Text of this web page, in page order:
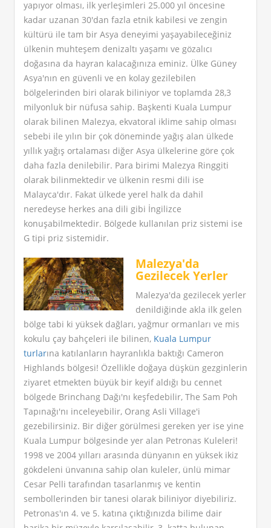
yapıyor olması, ilk yerleşimleri 25.000 yıl öncesine
kadar uzanan 30'dan fazla etnik kabilesi ve zengin
kültürü ile tam bir Asya deneyimi yaşayabileceğiniz
ülkenin muhteşem denizaltı yaşamı ve gözalıcı
doğasına da hayran kalacağınıza eminiz. Ülke Güney
Asya'nın en güvenli ve en kolay gezilebilen
bölgelerinden biri olarak biliniyor ve toplamda 28,3
milyonluk bir nüfusa sahip. Başkenti Kuala Lumpur
olarak bilinen Malezya, ekvatoral iklime sahip olması
sebebi ile yılın bir çok döneminde yağış alan ülkede
yıllık yağış ortalaması diğer Asya ülkelerine göre çok
daha fazla denilebilir. Para birimi Malezya Ringgiti
olarak bilinmektedir ve ülkenin resmi dili ise
Malayca'dır. Fakat ülkede yerel halk da dahil
neredeyse herkes ana dili gibi İngilizce
konuşabilmektedir. Bölgede kullanılan priz sistemi ise
G tipi priz sistemidir.
Malezya'da
Gezilecek Yerler
Malezya'da gezilecek yerler
denildiğinde akla ilk gelen
bölge tabi ki yüksek dağları, yağmur ormanları ve mis
kokulu çay bahçeleri ile bilinen, Kuala Lumpur
turlarına katılanların hayranlıkla baktığı Cameron
Highlands bölgesi! Özellikle doğaya düşkün gezginlerin
ziyaret etmekten büyük bir keyif aldığı bu cennet
bölgede Brinchang Dağı'nı keşfedebilir, The Sam Poh
Tapınağı'nı inceleyebilir, Orang Asli Village'i
gezebilirsiniz. Bir diğer görülmesi gereken yer ise yine
Kuala Lumpur bölgesinde yer alan Petronas Kuleleri!
1998 ve 2004 yılları arasında dünyanın en yüksek ikiz
gökdeleni ünvanına sahip olan kuleler, ünlü mimar
Cesar Pelli tarafından tasarlanmış ve kentin
sembollerinden bir tanesi olarak biliniyor diyebiliriz.
Petronas'ın 4. ve 5. katına çıktığınızda bilime dair